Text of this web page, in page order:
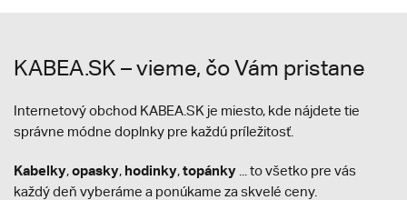
KABEA.SK – vieme, čo Vám pristane
Internetový obchod KABEA.SK je miesto, kde nájdete tie
správne módne doplnky pre každú príležitosť.
Kabelky,opasky, hodinky,topánky ... to všetko pre vás
každý deň vyberáme a ponúkame za skvelé ceny.